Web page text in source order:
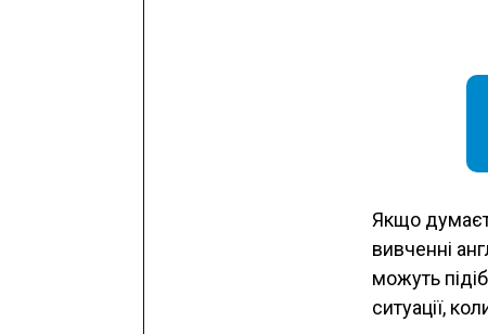
Якщо
вивченні
можуть
ситуації,